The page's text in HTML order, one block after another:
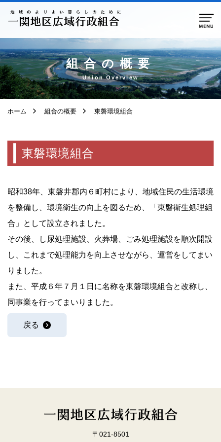
ページ本文へ移動
組合の概要
Union Overview
ホーム 組合の概要 東磐環境組合
東磐環境組合
昭和38年、東磐井郡内６町村により、地域住民の生活環境
を整備し、環境衛生の向上を図るため、「東磐衛生処理組
合」として設立されました。
その後、し尿処理施設、火葬場、ごみ処理施設を順次開設
し、これまで処理能力を向上させながら、運営をしてまい
りました。
また、平成６年７月１日に名称を東磐環境組合と改称し、
同事業を行ってまいりました。
戻る
〒021-8501